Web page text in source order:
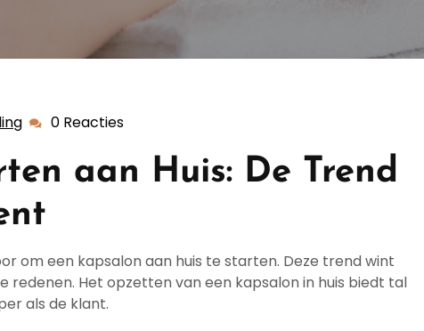
dekappersopleiding
0 Reacties
aan Huis: De Trend
om een kapsalon aan huis te starten. Deze trend wint
redenen. Het opzetten van een kapsalon in huis biedt tal
als de klant.